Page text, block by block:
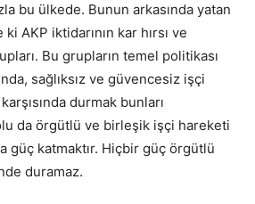
bu ülkede. Bunun arkasında yatan
AKP iktidarının kar hırsı ve
Bu grupların temel politikası
sağlıksız ve güvencesiz işçi
durmak bunları
da örgütlü ve birleşik işçi hareketi
güç katmaktır. Hiçbir güç örgütlü
duramaz.